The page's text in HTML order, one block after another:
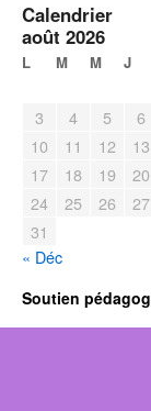
Calendrier
août 2026
L M M J
3
4 5 6
10
11 12 13
17
18 19 20
24
25 26 27
31
« Déc
Soutien